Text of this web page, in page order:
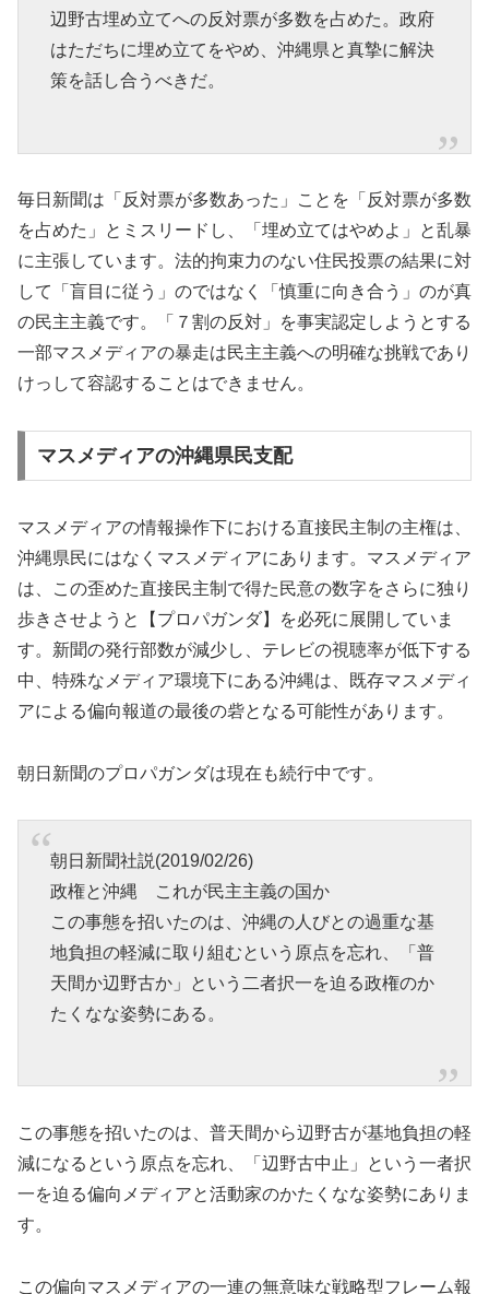
辺野古埋め立てへの反対票が多数を占めた。政府
はただちに埋め立てをやめ、沖縄県と真摯に解決
策を話し合うべきだ。
毎日新聞は「反対票が多数あった」ことを「反対票が多数
を占めた」とミスリードし、「埋め立てはやめよ」と乱暴
に主張しています。法的拘束力のない住民投票の結果に対
して「盲目に従う」のではなく「慎重に向き合う」のが真
の民主主義です。「７割の反対」を事実認定しようとする
一部マスメディアの暴走は民主主義への明確な挑戦であり
けっして容認することはできません。
マスメディアの沖縄県民支配
マスメディアの情報操作下における直接民主制の主権は、
沖縄県民にはなくマスメディアにあります。マスメディア
は、この歪めた直接民主制で得た民意の数字をさらに独り
歩きさせようと【プロパガンダ】を必死に展開していま
す。新聞の発行部数が減少し、テレビの視聴率が低下する
中、特殊なメディア環境下にある沖縄は、既存マスメディ
アによる偏向報道の最後の砦となる可能性があります。
朝日新聞のプロパガンダは現在も続行中です。
朝日新聞社説(2019/02/26)
政権と沖縄 これが民主主義の国か
この事態を招いたのは、沖縄の人びとの過重な基
地負担の軽減に取り組むという原点を忘れ、「普
天間か辺野古か」という二者択一を迫る政権のか
たくなな姿勢にある。
この事態を招いたのは、普天間から辺野古が基地負担の軽
減になるという原点を忘れ、「辺野古中止」という一者択
一を迫る偏向メディアと活動家のかたくなな姿勢にありま
す。
この偏向マスメディアの一連の無意味な戦略型フレーム報